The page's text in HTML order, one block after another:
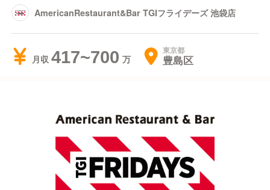
AmericanRestaurant&Bar TGIフライデーズ 池袋店
月収 417~700 東京都
豊島区